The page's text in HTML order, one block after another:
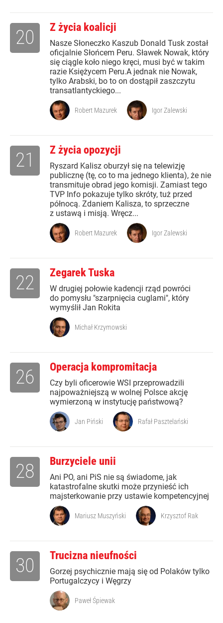
Z życia koalicji
Nasze Słoneczko Kaszub Donald Tusk został
oficjalnie Słońcem Peru. Sławek Nowak, który
się ciągle koło niego kręci, musi być w takim
razie Księżycem Peru.A jednak nie Nowak,
tylko Arabski, bo to on dostąpił zaszczytu
transatlantyckiego...
20
Robert Mazurek Igor Zalewski
Z życia opozycji
Ryszard Kalisz oburzył się na telewizję
publicznę (tę, co to ma jednego klienta), że nie
transmituje obrad jego komisji. Zamiast tego
TVP Info pokazuje tylko skróty, tuż przed
północą. Zdaniem Kalisza, to sprzeczne
z ustawą i misją. Wręcz...
21
Robert Mazurek Igor Zalewski
Zegarek Tuska
W drugiej połowie kadencji rząd powróci
do pomysłu "szarpnięcia cuglami", który
wymyślił Jan Rokita
22
Michał Krzymowski
Operacja kompromitacja
Czy byli oficerowie WSI przeprowadzili
najpoważniejszą w wolnej Polsce akcję
wymierzoną w instytucję państwową?
26
Jan Piński Rafał Pasztelański
Burzyciele unii
Ani PO, ani PiS nie są świadome, jak
katastrofalne skutki może przynieść ich
majsterkowanie przy ustawie kompetencyjnej
28
Mariusz Muszyński Krzysztof Rak
Trucizna nieufności
Gorzej psychicznie mają się od Polaków tylko
Portugalczycy i Węgrzy
30
Paweł Śpiewak